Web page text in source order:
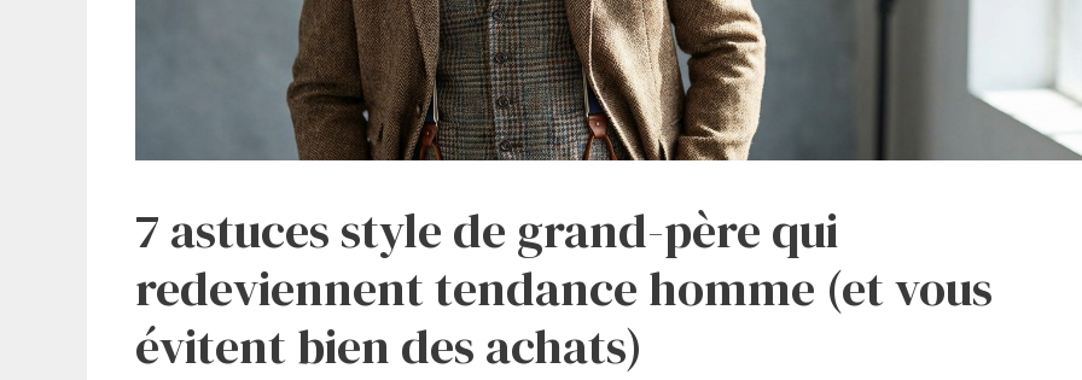
7 astuces style de grand-père qui
redeviennent tendance homme (et vous
évitent bien des achats)